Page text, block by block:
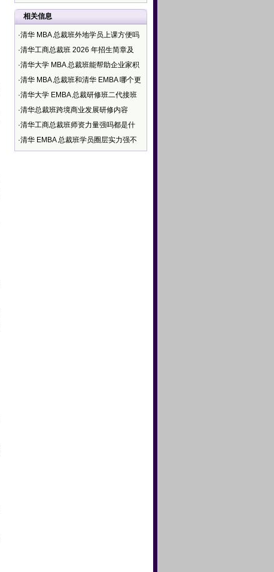
相关信息
·清华 MBA 总裁班外地学员上课方便吗
·清华工商总裁班 2026 年招生简章及
·清华大学 MBA 总裁班能帮助企业家积
·清华 MBA 总裁班和清华 EMBA 哪个更
·清华大学 EMBA 总裁研修班二代接班
·清华总裁班跨境商业发展研修内容
·清华工商总裁班师资力量强吗都是什
·清华 EMBA 总裁班学员圈层实力强不